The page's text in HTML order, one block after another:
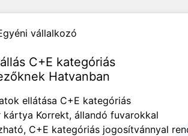
vállalkozó
C+E kategóriás
Hatvanban
ellátása C+E kategóriás
Korrekt, állandó fuvarokkal
C+E kategóriás jogosítvánnyal